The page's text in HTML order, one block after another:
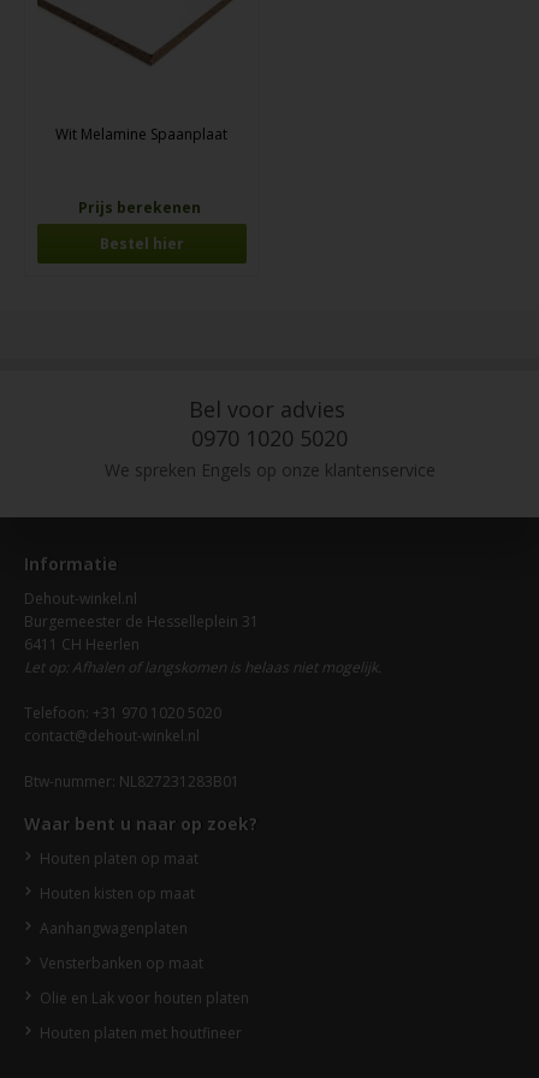
Wit Melamine Spaanplaat
Prijs berekenen
Bestel hier
Bel voor advies
0970 1020 5020
We spreken Engels op onze klantenservice
Informatie
Dehout-winkel.nl
Burgemeester de Hesselleplein 31
6411 CH Heerlen
Let op: Afhalen of langskomen is helaas niet mogelijk.
Telefoon: +31 970 1020 5020
contact@dehout-winkel.nl
Btw-nummer: NL827231283B01
Waar bent u naar op zoek?
Houten platen op maat
Houten kisten op maat
Aanhangwagenplaten
Vensterbanken op maat
Olie en Lak voor houten platen
Houten platen met houtfineer